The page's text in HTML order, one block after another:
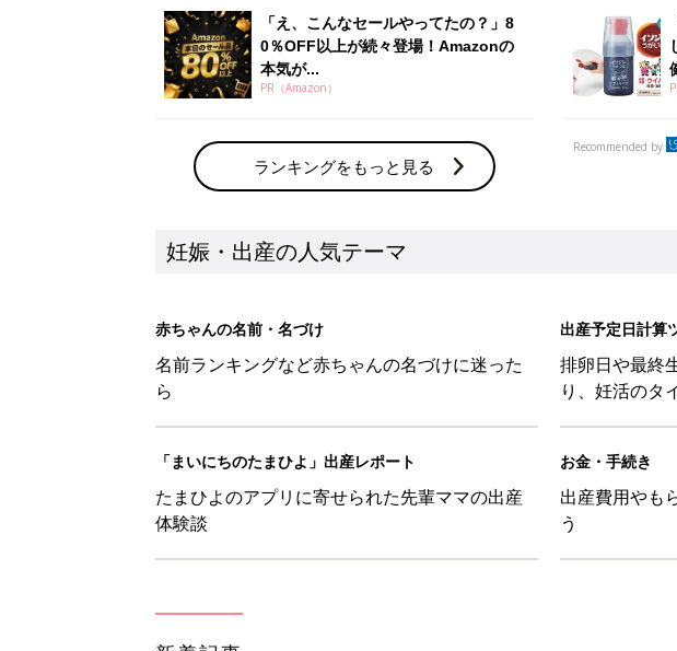
「え、こんなセールやってたの？」8
0％OFF以上が続々登場！Amazonの
本気が...
PR（Amazon）
ランキングをもっと見る
Recommended by
妊娠・出産の人気テーマ
赤ちゃんの名前・名づけ
名前ランキングなど赤ちゃんの名づけに迷った
ら
出産予定日計算
排卵日や最終
り、妊活のタ
「まいにちのたまひよ」出産レポート
たまひよのアプリに寄せられた先輩ママの出産
体験談
お金・手続き
出産費用やも
う